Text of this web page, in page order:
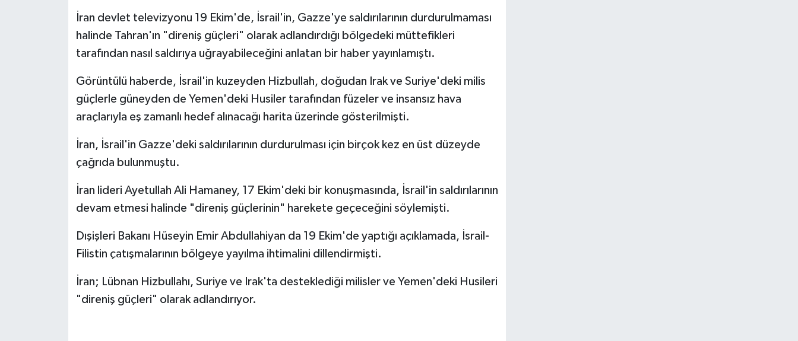
İran devlet televizyonu 19 Ekim'de, İsrail'in, Gazze'ye saldırılarının durdurulmaması
halinde Tahran'ın "direniş güçleri" olarak adlandırdığı bölgedeki müttefikleri
tarafından nasıl saldırıya uğrayabileceğini anlatan bir haber yayınlamıştı.
Görüntülü haberde, İsrail'in kuzeyden Hizbullah, doğudan Irak ve Suriye'deki milis
güçlerle güneyden de Yemen'deki Husiler tarafından füzeler ve insansız hava
araçlarıyla eş zamanlı hedef alınacağı harita üzerinde gösterilmişti.
İran, İsrail'in Gazze'deki saldırılarının durdurulması için birçok kez en üst düzeyde
çağrıda bulunmuştu.
İran lideri Ayetullah Ali Hamaney, 17 Ekim'deki bir konuşmasında, İsrail'in saldırılarının
devam etmesi halinde "direniş güçlerinin" harekete geçeceğini söylemişti.
Dışişleri Bakanı Hüseyin Emir Abdullahiyan da 19 Ekim'de yaptığı açıklamada, İsrail-
Filistin çatışmalarının bölgeye yayılma ihtimalini dillendirmişti.
İran; Lübnan Hizbullahı, Suriye ve Irak'ta desteklediği milisler ve Yemen'deki Husileri
"direniş güçleri" olarak adlandırıyor.